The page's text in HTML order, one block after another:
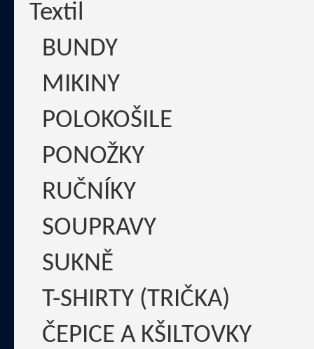
Textil
BUNDY
MIKINY
POLOKOŠILE
PONOŽKY
RUČNÍKY
SOUPRAVY
SUKNĚ
T-SHIRTY (TRIČKA)
ČEPICE A KŠILTOVKY